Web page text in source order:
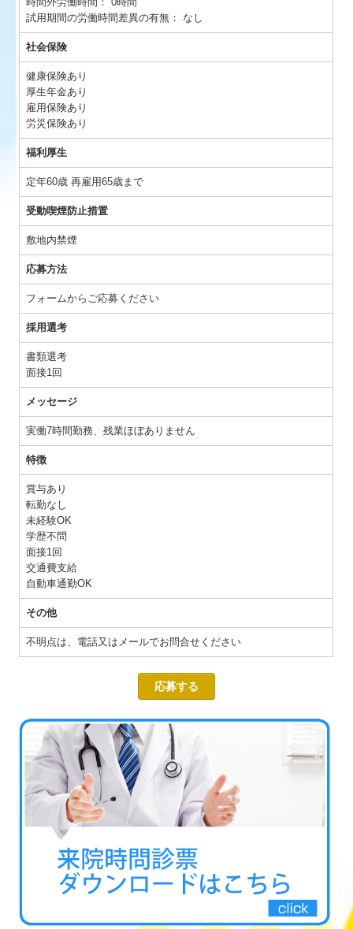
試用期間の労働時間差異の有無： なし
社会保険
健康保険あり
厚生年金あり
雇用保険あり
労災保険あり
福利厚生
定年60歳 再雇用65歳まで
受動喫煙防止措置
敷地内禁煙
応募方法
フォームからご応募ください
採用選考
書類選考
面接1回
メッセージ
実働7時間勤務、残業ほぼありません
特徴
賞与あり
転勤なし
未経験OK
学歴不問
面接1回
交通費支給
自動車通勤OK
その他
不明点は、電話又はメールでお問合せください
応募する